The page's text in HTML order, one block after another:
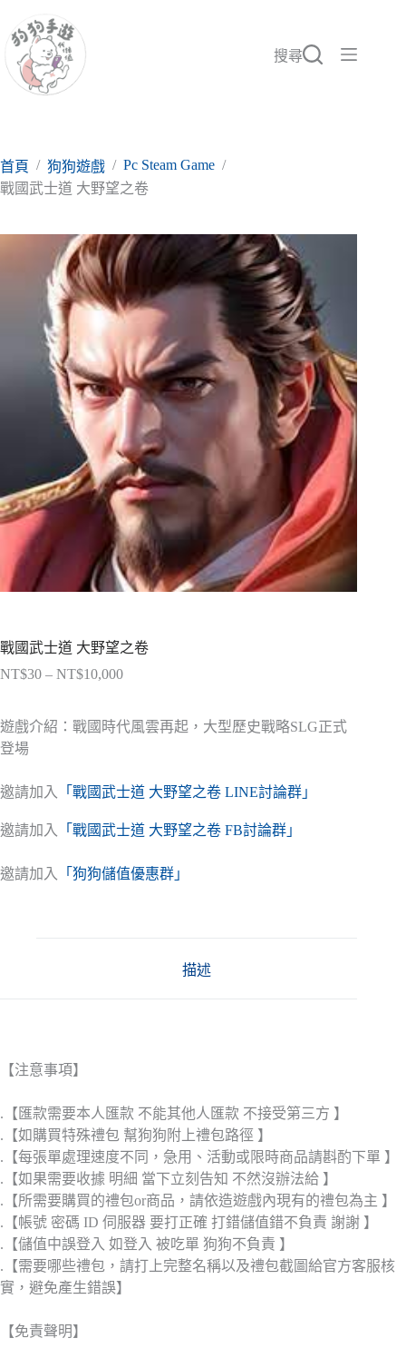
至
要
搜尋
首頁 / 狗狗遊戲 / Pc Steam Game /
戰國武士道 大野望之卷
戰國武士道 大野望之卷
NT$30 – NT$10,000價
範
到
NT$10,000
遊戲介紹：戰國時代風雲再起，大型歷史戰略SLG正式
登場
邀請加入 「戰國武士道 大野望之卷 LINE討論群」
邀請加入 「戰國武士道 大野望之卷 FB討論群」
邀請加入 「狗狗儲值優惠群」
描述
【注意事項】
.【匯款需要本人匯款 不能其他人匯款 不接受第三方 】
.【如購買特殊禮包 幫狗狗附上禮包路徑 】
.【每張單處理速度不同，急用、活動或限時商品請斟酌下單 】
.【如果需要收據 明細 當下立刻告知 不然沒辦法給 】
.【所需要購買的禮包or商品，請依造遊戲內現有的禮包為主 】
.【帳號 密碼 ID 伺服器 要打正確 打錯儲值錯不負責 謝謝 】
.【儲值中誤登入 如登入 被吃單 狗狗不負責 】
.【需要哪些禮包，請打上完整名稱以及禮包截圖給官方客服核
實，避免產生錯誤】
【免責聲明】